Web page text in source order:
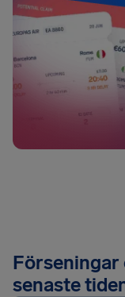
Förseningar
senaste